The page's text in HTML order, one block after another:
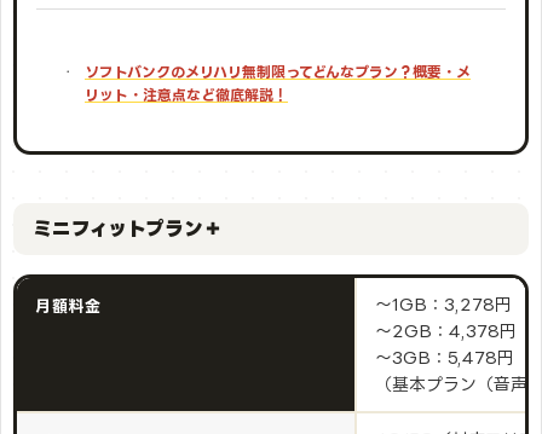
ソフトバンクのメリハリ無制限ってどんなプラン？概要・メ
リット・注意点など徹底解説！
ミニフィットプラン＋
月額料金
〜1GB：3,278円
〜2GB：4,378円
〜3GB：5,478円
（基本プラン（音声